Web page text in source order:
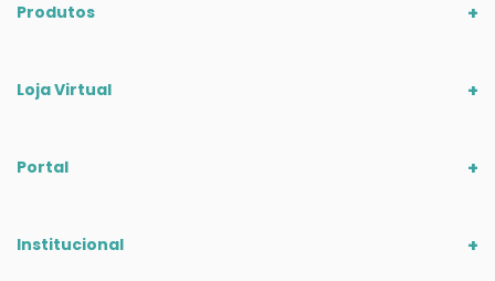
Produtos
Loja Virtual
Portal
Institucional